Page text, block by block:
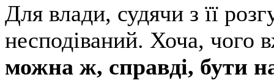
Для влади, судячи з її
несподіваний. Хоча, чого
можна ж, справді, бути